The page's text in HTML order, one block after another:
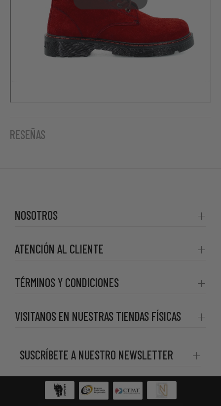
RESEÑAS
SUSCRÍBETE A NUESTRO NEWSLETTER
NOSOTROS
ATENCIÓN AL CLIENTE
TÉRMINOS Y CONDICIONES
VISITANOS EN NUESTRAS TIENDAS FÍSICAS